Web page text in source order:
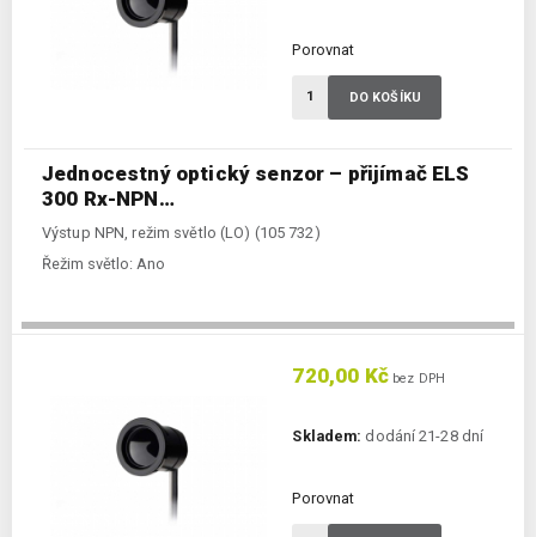
Jednocestný optický senzor – přijímač ELS
300 Rx-NPN…
Výstup NPN, režim světlo (LO) (105 732)
Řežim světlo: Ano
Porovnat
DO KOŠÍKU
720,00 Kč bez DPH
Skladem: dodání 21-28 dní
Porovnat